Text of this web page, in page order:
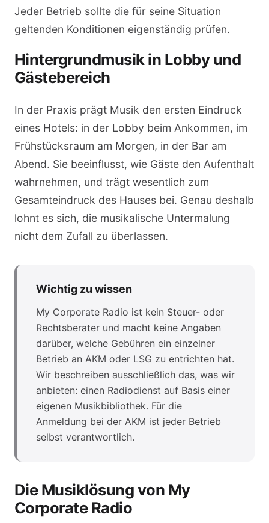
Jeder Betrieb sollte die für seine Situation
geltenden Konditionen eigenständig prüfen.
Hintergrundmusik in Lobby und
Gästebereich
In der Praxis prägt Musik den ersten Eindruck
eines Hotels: in der Lobby beim Ankommen, im
Frühstücksraum am Morgen, in der Bar am
Abend. Sie beeinflusst, wie Gäste den Aufenthalt
wahrnehmen, und trägt wesentlich zum
Gesamteindruck des Hauses bei. Genau deshalb
lohnt es sich, die musikalische Untermalung
nicht dem Zufall zu überlassen.
Wichtig zu wissen
My Corporate Radio ist kein Steuer- oder
Rechtsberater und macht keine Angaben
darüber, welche Gebühren ein einzelner
Betrieb an AKM oder LSG zu entrichten hat.
Wir beschreiben ausschließlich das, was wir
anbieten: einen Radiodienst auf Basis einer
eigenen Musikbibliothek. Für die
Anmeldung bei der AKM ist jeder Betrieb
selbst verantwortlich.
Die Musiklösung von My
Corporate Radio